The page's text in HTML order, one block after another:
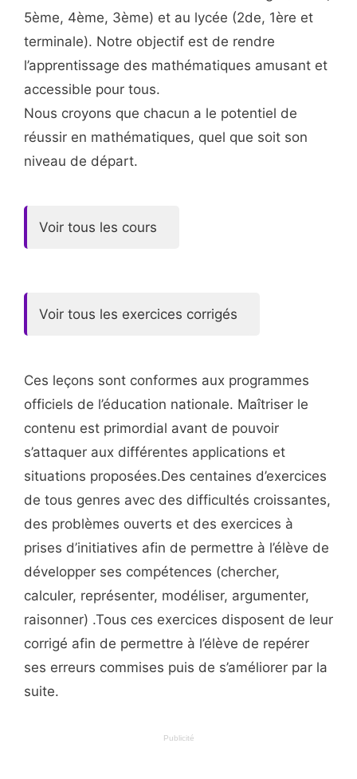
5ème, 4ème, 3ème) et au lycée (2de, 1ère et
terminale). Notre objectif est de rendre
l’apprentissage des mathématiques amusant et
accessible pour tous.
Nous croyons que chacun a le potentiel de
réussir en mathématiques, quel que soit son
niveau de départ.
Voir tous les cours
Voir tous les exercices corrigés
Ces leçons sont conformes aux programmes
officiels de l’éducation nationale. Maîtriser le
contenu est primordial avant de pouvoir
s’attaquer aux différentes applications et
situations proposées.Des centaines d’exercices
de tous genres avec des difficultés croissantes,
des problèmes ouverts et des exercices à
prises d’initiatives afin de permettre à l’élève de
développer ses compétences (chercher,
calculer, représenter, modéliser, argumenter,
raisonner) .Tous ces exercices disposent de leur
corrigé afin de permettre à l’élève de repérer
ses erreurs commises puis de s’améliorer par la
suite.
Publicité